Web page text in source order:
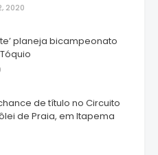
2020
planeja bicampeonato
de título no Circuito
de Praia, em Itapema